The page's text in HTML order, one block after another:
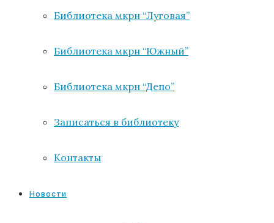
Библиотека мкрн “Луговая”
Библиотека мкрн “Южный”
Библиотека мкрн “Депо”
Записаться в библиотеку
Контакты
Новости